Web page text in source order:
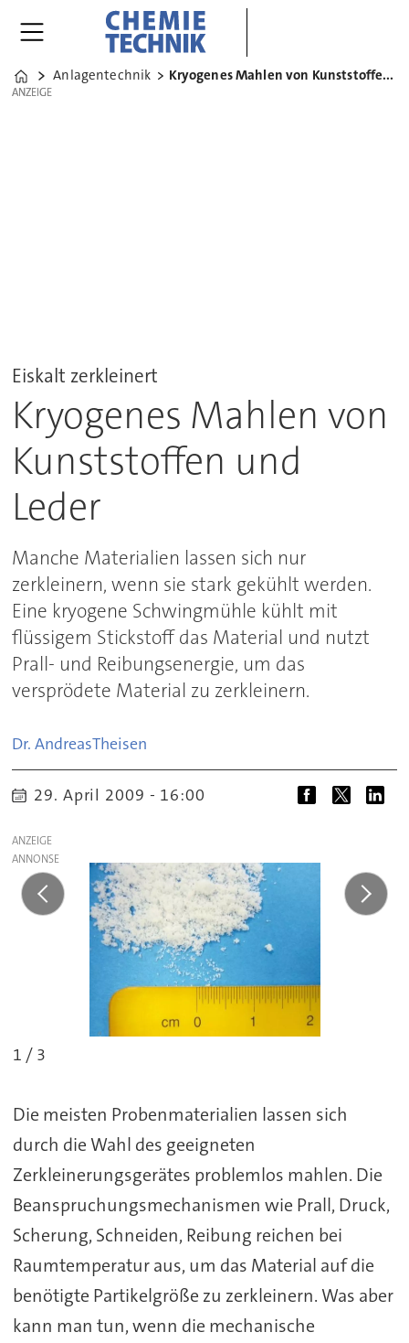
Home
Anlagentechnik Kryogenes Mahlen von Kunststoffen und Leder
ANZEIGE
ANZEIGE
Eiskalt zerkleinert
Kryogenes Mahlen von
Kunststoffen und
Leder
Manche Materialien lassen sich nur
zerkleinern, wenn sie stark gekühlt werden.
Eine kryogene Schwingmühle kühlt mit
flüssigem Stickstoff das Material und nutzt
Prall- und Reibungsenergie, um das
versprödete Material zu zerkleinern.
Dr. AndreasTheisen
29. April 2009 - 16:00
ANZEIGE
1 / 3
Die meisten Probenmaterialien lassen sich
durch die Wahl des geeigneten
Zerkleinerungsgerätes problemlos mahlen. Die
Beanspruchungsmechanismen wie Prall, Druck,
Scherung, Schneiden, Reibung reichen bei
Raumtemperatur aus, um das Material auf die
benötigte Partikelgröße zu zerkleinern. Was aber
kann man tun, wenn die mechanische